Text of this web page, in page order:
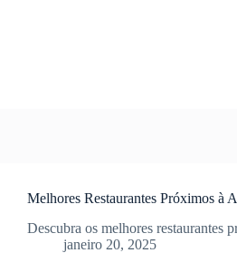
Melhores Restaurantes Próximos à
Descubra os melhores restaurantes
janeiro 20, 2025